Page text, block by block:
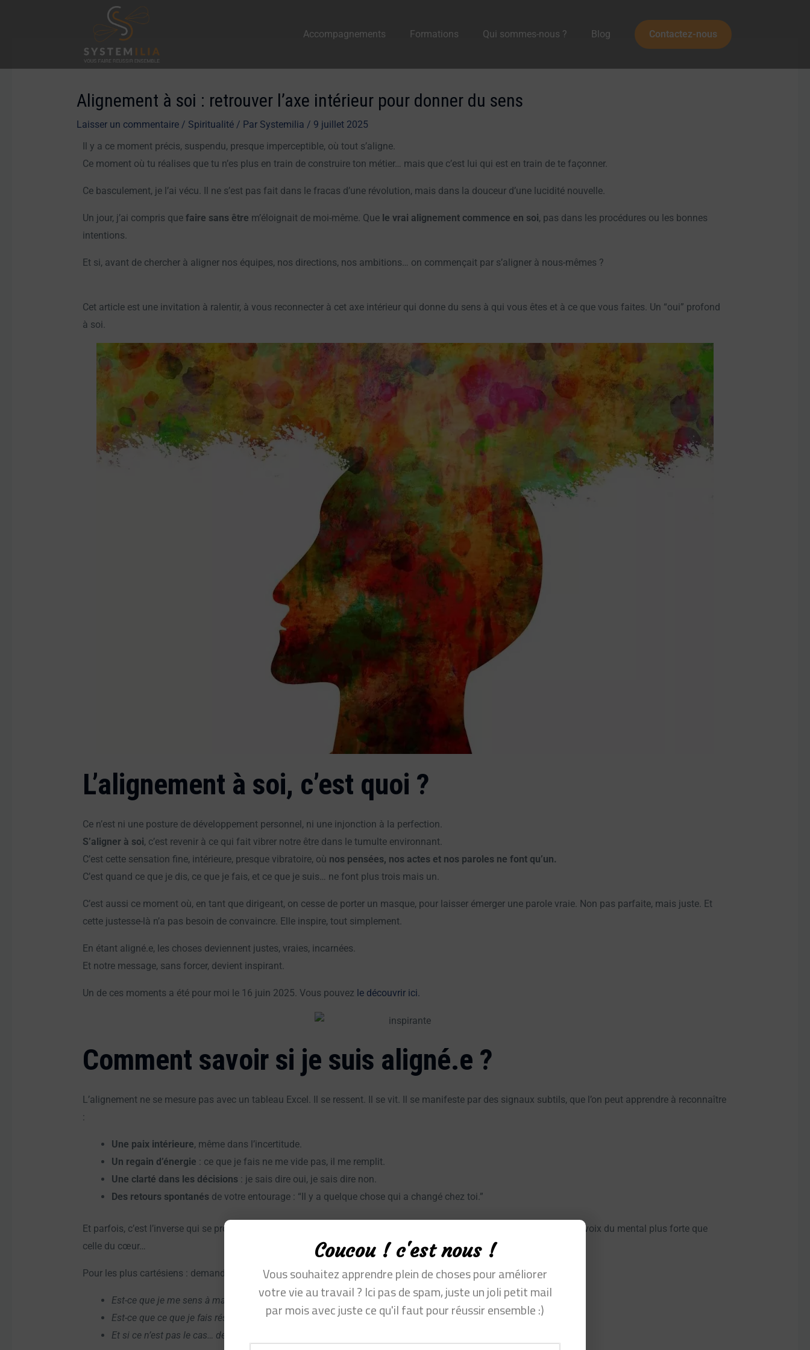
Accompagnements Formations Qui sommes-nous ? Blog Contactez-nous
Alignement à soi : retrouver l’axe intérieur pour donner du sens
Laisser un commentaire / Spiritualité/ Par Systemilia / 9 juillet 2025
Il y a ce moment précis, suspendu, presque imperceptible, où tout s’aligne.
Ce moment où tu réalises que tu n’es plus en train de construire ton métier… mais que c’est lui qui est en train de te façonner.
Ce basculement, je l’ai vécu. Il ne s’est pas fait dans le fracas d’une révolution, mais dans la douceur d’une lucidité nouvelle.
Un jour, j’ai compris que faire sans être m’éloignait de moi-même. Que le vrai alignement commence en soi, pas dans les procédures ou les bonnes
intentions.
Et si, avant de chercher à aligner nos équipes, nos directions, nos ambitions… on commençait par s’aligner à nous-mêmes ?
Cet article est une invitation à ralentir, à vous reconnecter à cet axe intérieur qui donne du sens à qui vous êtes et à ce que vous faites. Un “oui” profond
à soi.
L’alignement à soi, c’est quoi ?
Ce n’est ni une posture de développement personnel, ni une injonction à la perfection.
S’aligner à soi, c’est revenir à ce qui fait vibrer notre être dans le tumulte environnant.
C’est cette sensation fine, intérieure, presque vibratoire, où nos pensées, nos actes et nos paroles ne font qu’un.
C’est quand ce que je dis, ce que je fais, et ce que je suis… ne font plus trois mais un.
C’est aussi ce moment où, en tant que dirigeant, on cesse de porter un masque, pour laisser émerger une parole vraie. Non pas parfaite, mais juste. Et
cette justesse-là n’a pas besoin de convaincre. Elle inspire, tout simplement.
En étant aligné.e, les choses deviennent justes, vraies, incarnées.
Et notre message, sans forcer, devient inspirant.
Un de ces moments a été pour moi le 16 juin 2025. Vous pouvez le découvrir ici.
Comment savoir si je suis aligné.e ?
L’alignement ne se mesure pas avec un tableau Excel. Il se ressent. Il se vit. Il se manifeste par des signaux subtils, que l’on peut apprendre à reconnaître
:
Une paix intérieure, même dans l’incertitude.
Un regain d’énergie : ce que je fais ne me vide pas, il me remplit.
Une clarté dans les décisions: je sais dire oui, je sais dire non.
Des retours spontanésde votre entourage : “Il y a quelque chose qui a changé chez toi.”
Et parfois, c’est l’inverse qui se produit, et c’est tout aussi précieux : fatigue chronique, perte de sens, conflits intérieurs, voix du mental plus forte que
celle du cœur…
Pour les plus cartésiens : demandez-vous simplement chaque matin :
Est-ce que je me sens à ma place aujourd’hui ?
Est-ce que ce que je fais résonne avec qui je suis ?
Et si ce n’est pas le cas… de quoi ai-je besoin pour y revenir ?
Coucou ! c'est nous !
Vous souhaitez apprendre plein de choses pour améliorer
votre vie au travail ? Ici pas de spam, juste un joli petit mail
par mois avec juste ce qu'il faut pour réussir ensemble :)